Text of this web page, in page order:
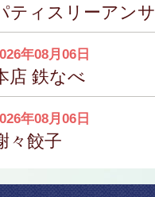
ティスリーアン
年08月06日
店 鉄なべ
年08月06日
々餃子